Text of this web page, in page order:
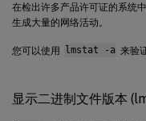
在检出许多产品许可证的系统中
生成大量的网络活动。
您可以使用 lmstat -a 来验
显示二进制文件版本